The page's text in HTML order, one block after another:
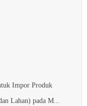
Impor Produk
Lahan) pada M...